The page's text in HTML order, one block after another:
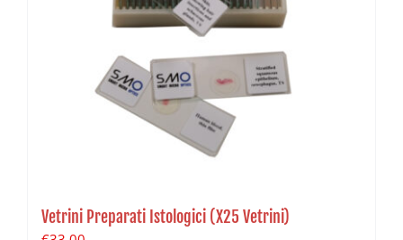
Vetrini Preparati Istologici (X25 Vetrini)